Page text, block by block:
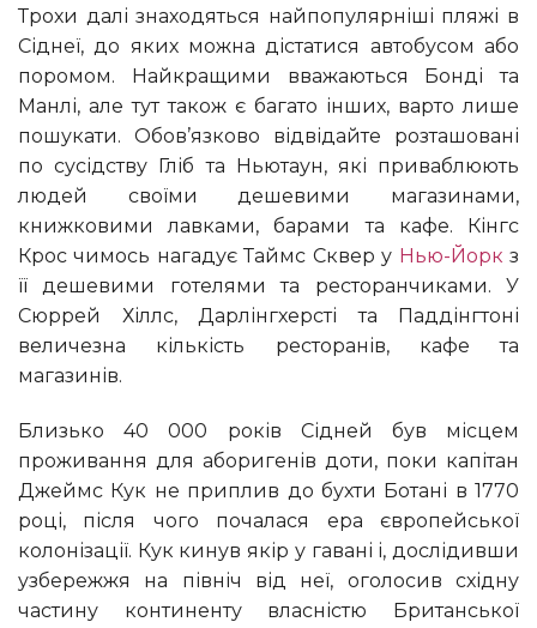
Трохи далі знаходяться найпопулярніші пляжі в
Сіднеї, до яких можна дістатися автобусом або
поромом. Найкращими вважаються Бонді та
Манлі, але тут також є багато інших, варто лише
пошукати. Обов’язково відвідайте розташовані
по сусідству Гліб та Ньютаун, які приваблюють
людей своїми дешевими магазинами,
книжковими лавками, барами та кафе. Кінгс
Крос чимось нагадує Таймс Сквер у Нью-Йорк з
її дешевими готелями та ресторанчиками. У
Сюррей Хіллс, Дарлінгхерсті та Паддінгтоні
величезна кількість ресторанів, кафе та
магазинів.
Близько 40 000 років Сідней був місцем
проживання для аборигенів доти, поки капітан
Джеймс Кук не приплив до бухти Ботані в 1770
році, після чого почалася ера європейської
колонізації. Кук кинув якір у гавані і, дослідивши
узбережжя на північ від неї, оголосив східну
частину континенту власністю Британської